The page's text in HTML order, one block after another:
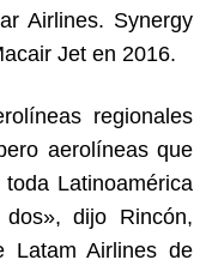
Airlines. Synergy
Jet en 2016.
regionales
aerolíneas que
Latinoamérica
dijo Rincón,
Latam Airlines de